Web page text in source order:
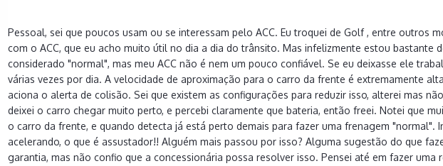
Pessoal, sei que poucos usam ou se interessam pelo ACC. Eu troquei de Golf , entre outros
com o ACC, que eu acho muito útil no dia a dia do trânsito. Mas infelizmente estou bastante
considerado "normal", mas meu ACC não é nem um pouco confiável. Se eu deixasse ele
várias vezes por dia. A velocidade de aproximação para o carro da frente é extremamente
aciona o alerta de colisão. Sei que existem as configurações para reduzir isso, alterei mas
deixei o carro chegar muito perto, e percebi claramente que bateria, então freei. Notei que
o carro da frente, e quando detecta já está perto demais para fazer uma frenagem "normal".
acelerando, o que é assustador!! Alguém mais passou por isso? Alguma sugestão do que
garantia, mas não confio que a concessionária possa resolver isso. Pensei até em fazer uma